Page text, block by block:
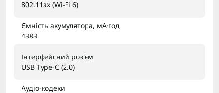
802.11ax (Wi-Fi 6)
Ємність акумулятора, мА·год
4383
Інтерфейсний роз'єм
USB Type-C (2.0)
Аудіо-кодеки